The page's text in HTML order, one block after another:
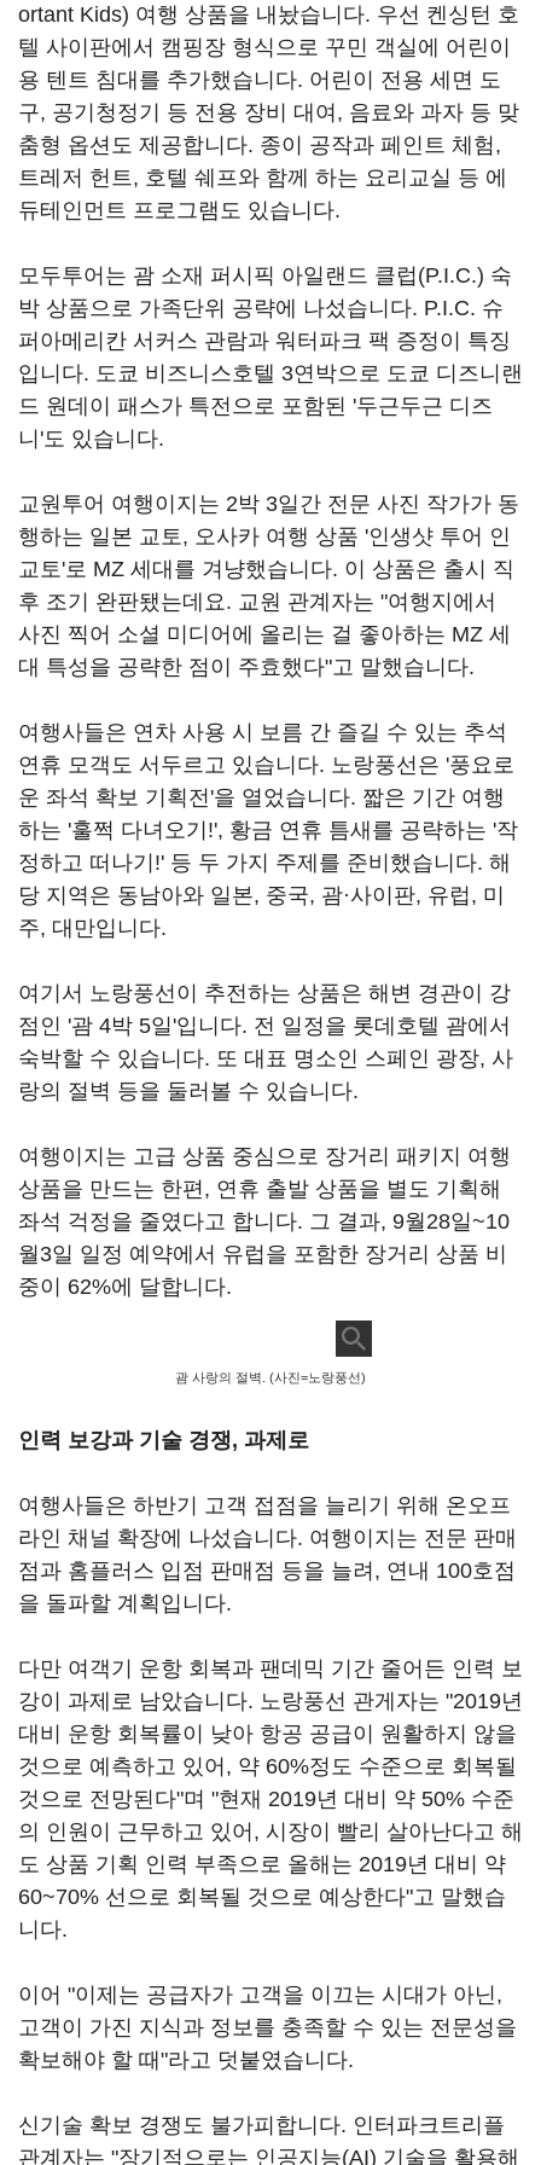
ortant Kids) 여행 상품을 내놨습니다. 우선 켄싱턴 호
텔 사이판에서 캠핑장 형식으로 꾸민 객실에 어린이
용 텐트 침대를 추가했습니다. 어린이 전용 세면 도
구, 공기청정기 등 전용 장비 대여, 음료와 과자 등 맞
춤형 옵션도 제공합니다. 종이 공작과 페인트 체험,
트레저 헌트, 호텔 쉐프와 함께 하는 요리교실 등 에
듀테인먼트 프로그램도 있습니다.
모두투어는 괌 소재 퍼시픽 아일랜드 클럽(P.I.C.) 숙
박 상품으로 가족단위 공략에 나섰습니다. P.I.C. 슈
퍼아메리칸 서커스 관람과 워터파크 팩 증정이 특징
입니다. 도쿄 비즈니스호텔 3연박으로 도쿄 디즈니랜
드 원데이 패스가 특전으로 포함된 '두근두근 디즈
니'도 있습니다.
교원투어 여행이지는 2박 3일간 전문 사진 작가가 동
행하는 일본 교토, 오사카 여행 상품 '인생샷 투어 인
교토'로 MZ 세대를 겨냥했습니다. 이 상품은 출시 직
후 조기 완판됐는데요. 교원 관계자는 "여행지에서
사진 찍어 소셜 미디어에 올리는 걸 좋아하는 MZ 세
대 특성을 공략한 점이 주효했다"고 말했습니다.
여행사들은 연차 사용 시 보름 간 즐길 수 있는 추석
연휴 모객도 서두르고 있습니다. 노랑풍선은 '풍요로
운 좌석 확보 기획전'을 열었습니다. 짧은 기간 여행
하는 '훌쩍 다녀오기!', 황금 연휴 틈새를 공략하는 '작
정하고 떠나기!' 등 두 가지 주제를 준비했습니다. 해
당 지역은 동남아와 일본, 중국, 괌·사이판, 유럽, 미
주, 대만입니다.
여기서 노랑풍선이 추전하는 상품은 해변 경관이 강
점인 '괌 4박 5일'입니다. 전 일정을 롯데호텔 괌에서
숙박할 수 있습니다. 또 대표 명소인 스페인 광장, 사
랑의 절벽 등을 둘러볼 수 있습니다.
여행이지는 고급 상품 중심으로 장거리 패키지 여행
상품을 만드는 한편, 연휴 출발 상품을 별도 기획해
좌석 걱정을 줄였다고 합니다. 그 결과, 9월28일~10
월3일 일정 예약에서 유럽을 포함한 장거리 상품 비
중이 62%에 달합니다.
괌 사랑의 절벽. (사진=노랑풍선)
인력 보강과 기술 경쟁, 과제로
여행사들은 하반기 고객 접점을 늘리기 위해 온오프
라인 채널 확장에 나섰습니다. 여행이지는 전문 판매
점과 홈플러스 입점 판매점 등을 늘려, 연내 100호점
을 돌파할 계획입니다.
다만 여객기 운항 회복과 팬데믹 기간 줄어든 인력 보
강이 과제로 남았습니다. 노랑풍선 관게자는 "2019년
대비 운항 회복률이 낮아 항공 공급이 원활하지 않을
것으로 예측하고 있어, 약 60%정도 수준으로 회복될
것으로 전망된다"며 "현재 2019년 대비 약 50% 수준
의 인원이 근무하고 있어, 시장이 빨리 살아난다고 해
도 상품 기획 인력 부족으로 올해는 2019년 대비 약
60~70% 선으로 회복될 것으로 예상한다"고 말했습
니다.
이어 "이제는 공급자가 고객을 이끄는 시대가 아닌,
고객이 가진 지식과 정보를 충족할 수 있는 전문성을
확보해야 할 때"라고 덧붙였습니다.
신기술 확보 경쟁도 불가피합니다. 인터파크트리플
관계자는 "장기적으로는 인공지능(AI) 기술을 활용해